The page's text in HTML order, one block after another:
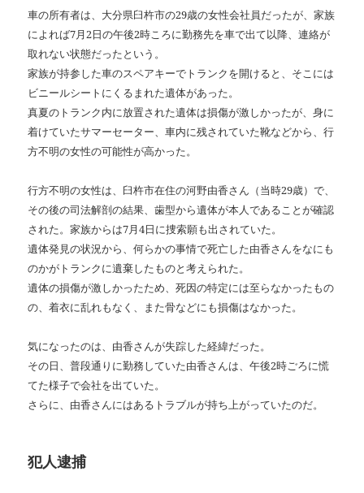
車の所有者は、大分県臼杵市の29歳の女性会社員だったが、家族
によれば7月2日の午後2時ころに勤務先を車で出て以降、連絡が
取れない状態だったという。
家族が持参した車のスペアキーでトランクを開けると、そこには
ビニールシートにくるまれた遺体があった。
真夏のトランク内に放置された遺体は損傷が激しかったが、身に
着けていたサマーセーター、車内に残されていた靴などから、行
方不明の女性の可能性が高かった。
行方不明の女性は、臼杵市在住の河野由香さん（当時29歳）で、
その後の司法解剖の結果、歯型から遺体が本人であることが確認
された。家族からは7月4日に捜索願も出されていた。
遺体発見の状況から、何らかの事情で死亡した由香さんをなにも
のかがトランクに遺棄したものと考えられた。
遺体の損傷が激しかったため、死因の特定には至らなかったもの
の、着衣に乱れもなく、また骨などにも損傷はなかった。
気になったのは、由香さんが失踪した経緯だった。
その日、普段通りに勤務していた由香さんは、午後2時ごろに慌
てた様子で会社を出ていた。
さらに、由香さんにはあるトラブルが持ち上がっていたのだ。
犯人逮捕